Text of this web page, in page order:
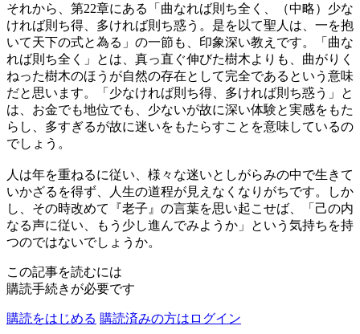
それから、第22章にある「曲なれば則ち全く、（中略）少な
ければ則ち得、多ければ則ち惑う。是を以て聖人は、一を抱
いて天下の式と為る」の一節も、印象深い教えです。「曲な
れば則ち全く」とは、真っ直ぐ伸びた樹木よりも、曲がりく
ねった樹木のほうが自然の存在として完全であるという意味
だと思います。「少なければ則ち得、多ければ則ち惑う」と
は、お金でも地位でも、少ないが故に深い体験と実感をもた
らし、多すぎるが故に迷いをもたらすことを意味しているの
でしょう。
人は年を重ねるに従い、様々な迷いとしがらみの中で生きて
いかざるを得ず、人生の道程が見えなくなりがちです。しか
し、その時改めて『老子』の言葉を思い起こせば、「己の内
なる声に従い、もう少し進んでみようか」という気持ちを持
つのではないでしょうか。
この記事を読むには
購読手続きが必要です
購読をはじめる 購読済みの方はログイン